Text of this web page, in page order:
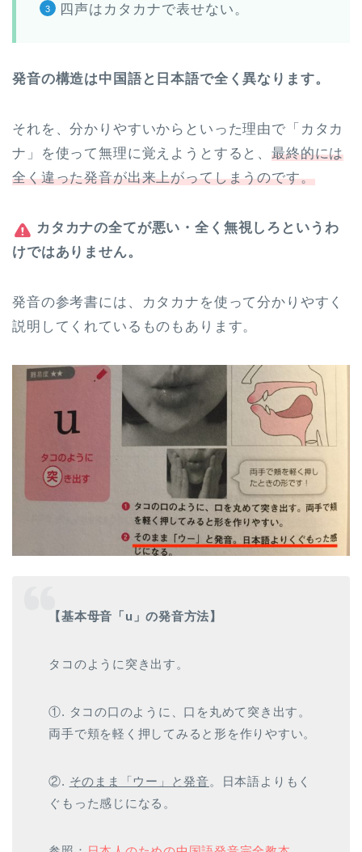
四声はカタカナで表せない。
発音の構造は中国語と日本語で全く異なります。
それを、分かりやすいからといった理由で「カタカ
ナ」を使って無理に覚えようとすると、最終的には
全く違った発音が出来上がってしまうのです。
カタカナの全てが悪い・全く無視しろというわ
けではありません。
発音の参考書には、カタカナを使って分かりやすく
説明してくれているものもあります。
【基本母音「u」の発音方法】
タコのように突き出す。
①. タコの口のように、口を丸めて突き出す。
両手で頬を軽く押してみると形を作りやすい。
②. そのまま「ウー」と発音。日本語よりもく
ぐもった感じになる。